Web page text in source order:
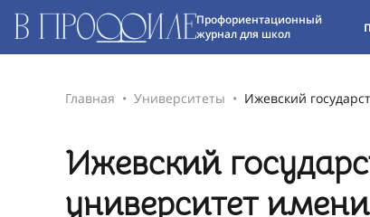
Профориентационный
журнал для школ
Главная Университеты Ижевский
Ижевский
университет